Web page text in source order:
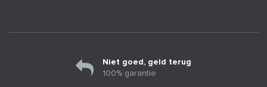
Niet goed, geld terug
100% garantie